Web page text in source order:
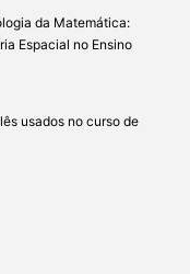
da Matemática:
Espacial no Ensino
usados no curso de